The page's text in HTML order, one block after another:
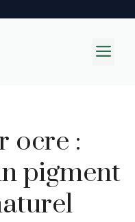
ocre :
pigment